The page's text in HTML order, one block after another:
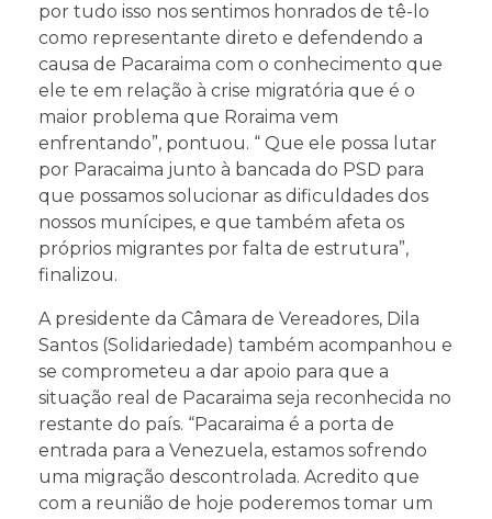
por tudo isso nos sentimos honrados de tê-lo
como representante direto e defendendo a
causa de Pacaraima com o conhecimento que
ele te em relação à crise migratória que é o
maior problema que Roraima vem
enfrentando”, pontuou. “ Que ele possa lutar
por Paracaima junto à bancada do PSD para
que possamos solucionar as dificuldades dos
nossos munícipes, e que também afeta os
próprios migrantes por falta de estrutura”,
finalizou.
A presidente da Câmara de Vereadores, Dila
Santos (Solidariedade) também acompanhou e
se comprometeu a dar apoio para que a
situação real de Pacaraima seja reconhecida no
restante do país. “Pacaraima é a porta de
entrada para a Venezuela, estamos sofrendo
uma migração descontrolada. Acredito que
com a reunião de hoje poderemos tomar um